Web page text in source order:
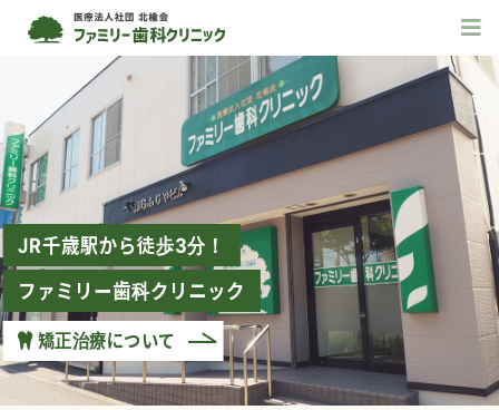
JR千歳駅から徒歩3分！
ファミリー歯科クリニック
矯正治療について